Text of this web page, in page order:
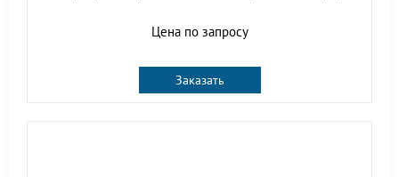
Цена по запросу
Заказать